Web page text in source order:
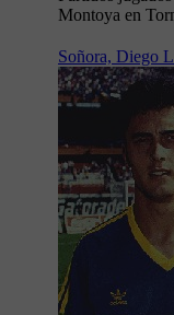
Montoya en
Soñora, Diego